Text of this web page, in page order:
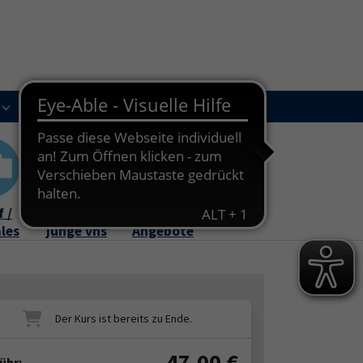
Submenu for "Über uns"
Kursleitungen Submenu for "Kursleitungen"
Newsletter Kontakt
/
junge vhs
Angebote